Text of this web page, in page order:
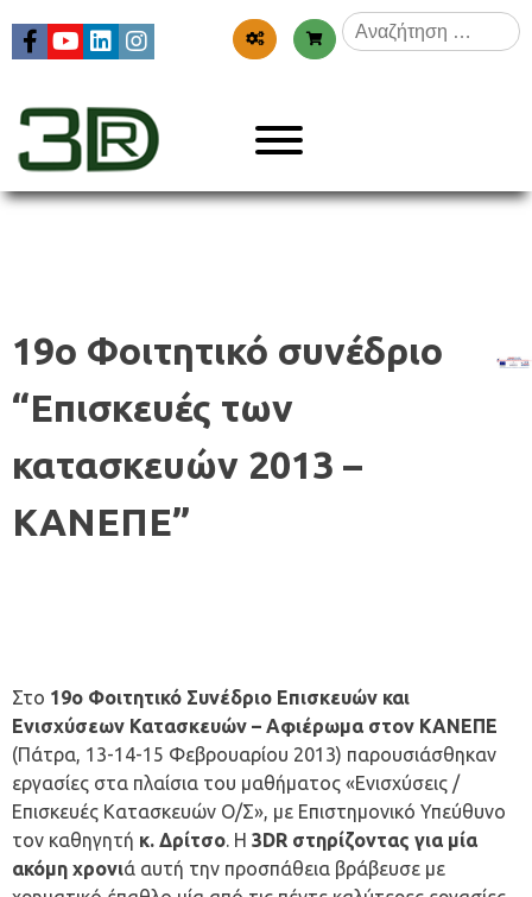
Αναζήτηση
για:
3dr
19ο Φοιτητικό συνέδριο
“Επισκευές των
κατασκευών 2013 –
ΚΑΝΕΠΕ”
Στο 19ο Φοιτητικό Συνέδριο Επισκευών και
Ενισχύσεων Κατασκευών – Αφιέρωμα στον ΚΑΝΕΠΕ
(Πάτρα, 13-14-15 Φεβρουαρίου 2013) παρουσιάσθηκαν
εργασίες στα πλαίσια του μαθήματος «Ενισχύσεις /
Επισκευές Κατασκευών Ο/Σ», με Επιστημονικό Υπεύθυνο
τον καθηγητή κ. Δρίτσο. Η 3DR στηρίζοντας για μία
ακόμη χρονιά αυτή την προσπάθεια βράβευσε με